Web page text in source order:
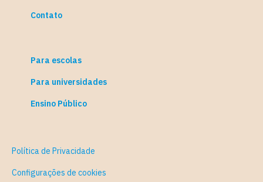
Contato
Para escolas
Para universidades
Ensino Público
Política de Privacidade
Configurações de cookies